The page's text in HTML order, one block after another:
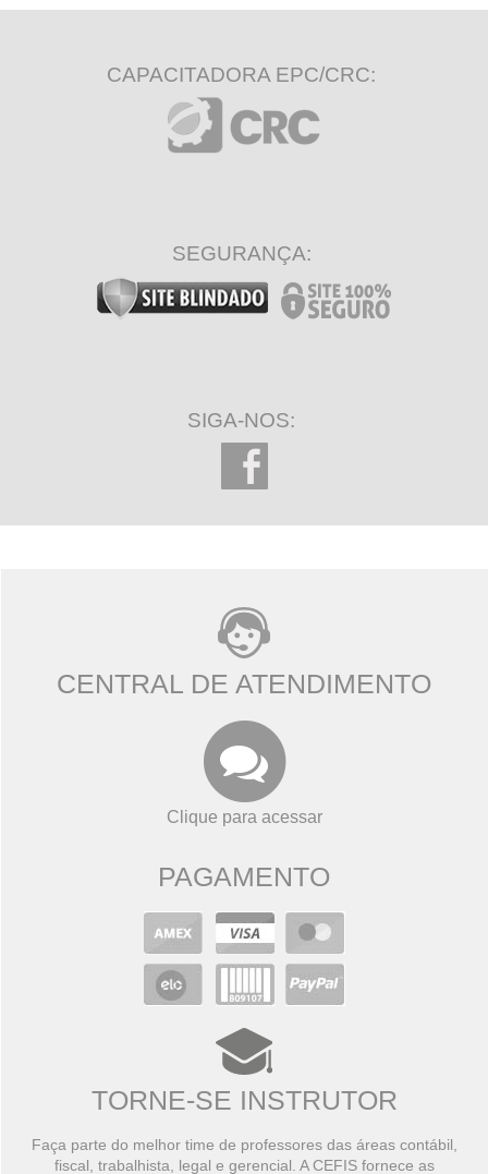
CAPACITADORA EPC/CRC:
SEGURANÇA:
SIGA-NOS:
CENTRAL DE ATENDIMENTO
Clique para acessar
PAGAMENTO
TORNE-SE INSTRUTOR
Faça parte do melhor time de professores das áreas contábil,
fiscal, trabalhista, legal e gerencial. A CEFIS fornece as